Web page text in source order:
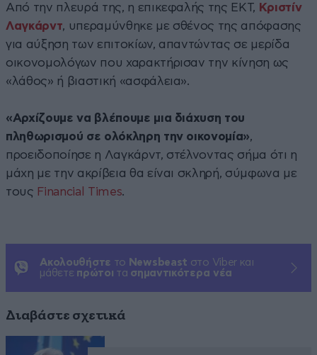
Από την πλευρά της, η επικεφαλής της ΕΚΤ, Κριστίν
Λαγκάρντ, υπεραμύνθηκε με σθένος της απόφασης
για αύξηση των επιτοκίων, απαντώντας σε μερίδα
οικονομολόγων που χαρακτήρισαν την κίνηση ως
«λάθος» ή βιαστική «ασφάλεια».
«Αρχίζουμε να βλέπουμε μια διάχυση του
πληθωρισμού σε ολόκληρη την οικονομία»,
προειδοποίησε η Λαγκάρντ, στέλνοντας σήμα ότι η
μάχη με την ακρίβεια θα είναι σκληρή, σύμφωνα με
τους Financial Times.
Ακολουθήστε το Newsbeast στο Viber και
μάθετε πρώτοι τα σημαντικότερα νέα
Διαβάστε σχετικά